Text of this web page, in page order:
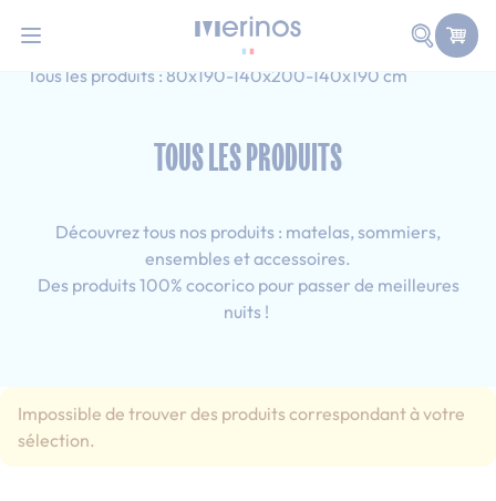
Faire
Accueil
Simple-Adulte-Double
Tous les produits : 80x190-140x200-140x190 cm
TOUS LES PRODUITS
Découvrez tous nos produits : matelas, sommiers,
ensembles et accessoires.
Des produits 100% cocorico pour passer de meilleures
nuits !
Impossible de trouver des produits correspondant à votre
sélection.